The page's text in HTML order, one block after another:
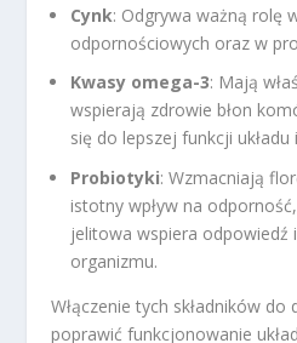
Cynk: Odgrywa ważną rolę
odpornościowych oraz w
Kwasy omega-3: Mają
wspierają zdrowie błon
się do lepszej funkcji
Probiotyki: Wzmacniają
istotny wpływ na
jelitowa wspiera odpowiedź
organizmu.
Włączenie tych składników
poprawić funkcjonowanie